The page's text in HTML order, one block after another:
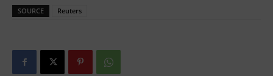
SOURCE Reuters